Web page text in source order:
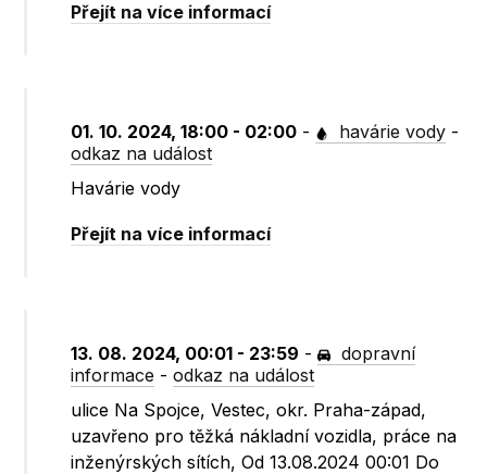
Přejít na více informací
01. 10. 2024, 18:00 - 02:00 - havárie vody -
odkaz na událost
Havárie vody
Přejít na více informací
13. 08. 2024, 00:01 - 23:59 -
dopravní
informace -odkaz na událost
ulice Na Spojce, Vestec, okr. Praha-západ,
uzavřeno pro těžká nákladní vozidla, práce na
inženýrských sítích, Od 13.08.2024 00:01 Do